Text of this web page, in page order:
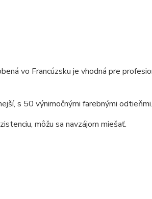
vo Francúzsku je vhodná pre
s 50 výnimočnými farebnými odtieňmi.
môžu sa navzájom miešať.